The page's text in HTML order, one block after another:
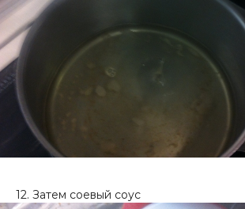
12. Затем соевый соус